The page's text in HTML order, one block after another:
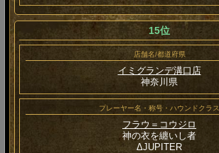
15位
店舗名/都道府県
イミグランデ溝口店
神奈川県
プレーヤー名・称号・ハウンドクラス
フラウ＝コウジロ
神の衣を纏いし者
ΔJUPITER